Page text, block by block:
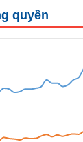
quyền
THIẾT YẾU
YẾU